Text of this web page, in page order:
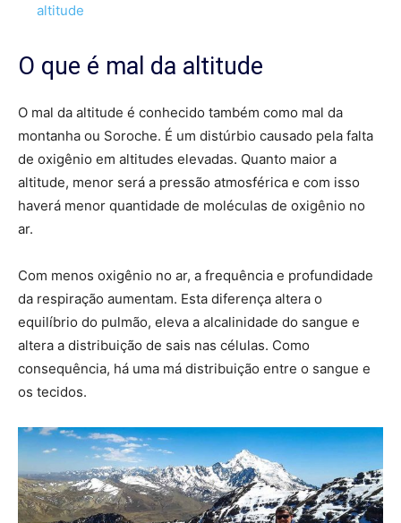
altitude
O que é mal da altitude
O mal da altitude é conhecido também como mal da
montanha ou Soroche. É um distúrbio causado pela falta
de oxigênio em altitudes elevadas. Quanto maior a
altitude, menor será a pressão atmosférica e com isso
haverá menor quantidade de moléculas de oxigênio no
ar.
Com menos oxigênio no ar, a frequência e profundidade
da respiração aumentam. Esta diferença altera o
equilíbrio do pulmão, eleva a alcalinidade do sangue e
altera a distribuição de sais nas células. Como
consequência, há uma má distribuição entre o sangue e
os tecidos.